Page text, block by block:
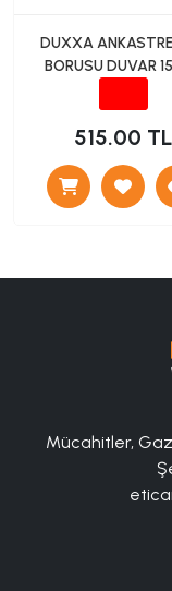
DUXXA
BORUSU DUVAR
515.00 TL
Mücahitler,